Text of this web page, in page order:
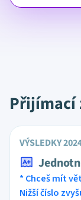
Přijímací
VÝSLEDKY
* Chceš mít
Nižší číslo